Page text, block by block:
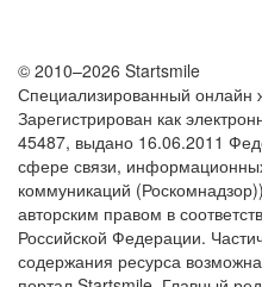
© 2010–2026 Startsmile
Специализированный онлайн
Зарегистрирован как
45487, выдано 16.06.2011
сфере связи,
коммуникаций
авторским правом в
Российской Федерации.
содержания ресурса